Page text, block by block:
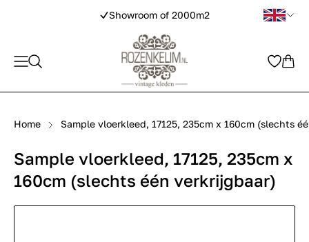
Showroom of 2000m2
Home Sample vloerkleed, 17125, 235cm x 160cm (slechts
Sample vloerkleed, 17125, 235cm x
160cm (slechts één verkrijgbaar)